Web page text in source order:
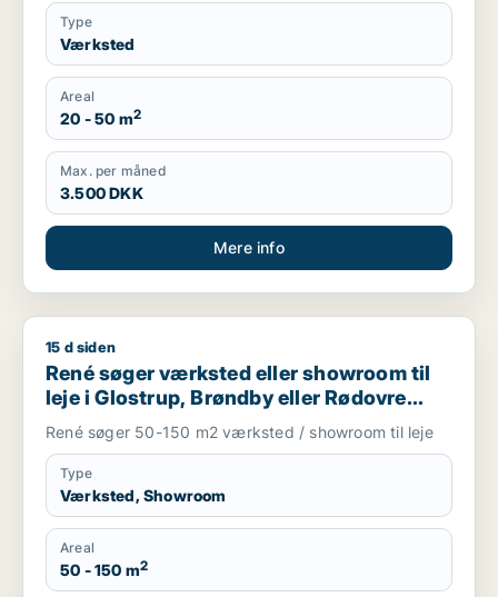
Type
Værksted
Areal
20 - 50 m2
Max. per måned
3.500 DKK
Mere info
René søger værksted eller showroom til leje i Glostrup,
15 d siden
René søger værksted eller showroom til
leje i Glostrup, Brøndby eller Rødovre
m.fl.
René søger 50-150 m2 værksted / showroom til leje
Type
Værksted, Showroom
Areal
50 - 150 m2